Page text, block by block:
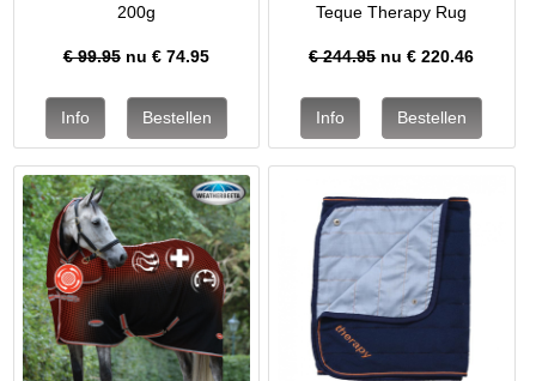
200g
€ 99.95nu € 74.95
Teque Therapy Rug
€ 244.95nu €220.46